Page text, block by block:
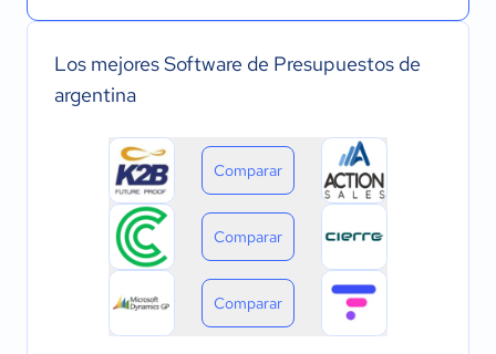
Los mejores Software de Presupuestos de
argentina
Comparar
Comparar
Comparar